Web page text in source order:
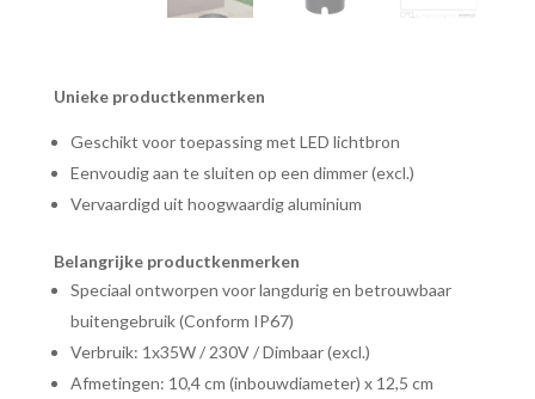
Unieke productkenmerken
Geschikt voor toepassing met LED lichtbron
Eenvoudig aan te sluiten op een dimmer (excl.)
Vervaardigd uit hoogwaardig aluminium
Belangrijke productkenmerken
Speciaal ontworpen voor langdurig en betrouwbaar
buitengebruik (Conform IP67)
Verbruik: 1x35W / 230V / Dimbaar (excl.)
Afmetingen: 10,4 cm (inbouwdiameter) x 12,5 cm